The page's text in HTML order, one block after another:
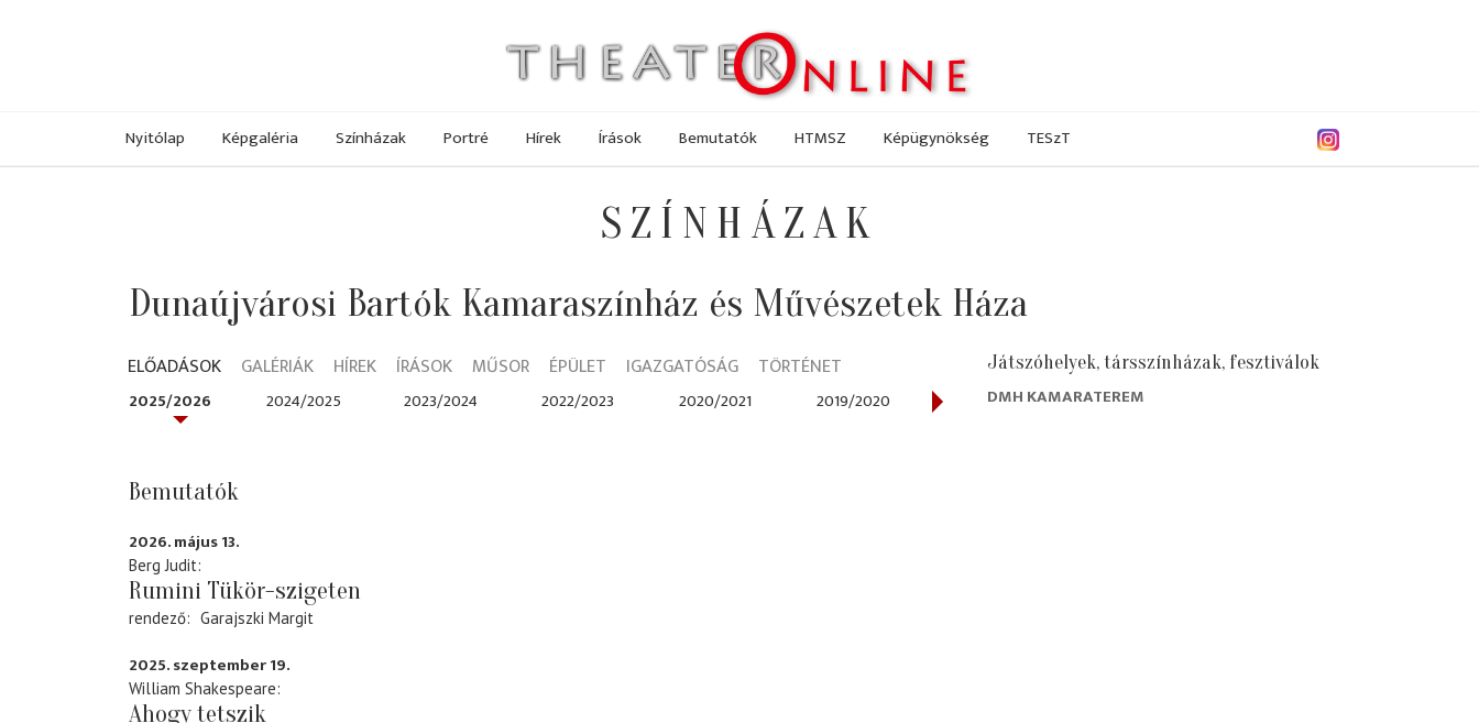
Nyitólap Képgaléria Színházak Portré Hírek Írások Bemutatók HTMSZ Képügynökség TESzT
SZÍNHÁZAK
Dunaújvárosi Bartók Kamaraszínház és Művészetek Háza
ELŐADÁSOK GALÉRIÁK HÍREK ÍRÁSOK MŰSOR ÉPÜLET IGAZGATÓSÁG TÖRTÉNET
2025/2026 2024/2025 2023/2024 2022/2023 2020/2021 2019/2020 2017/2018 2016/2017
Bemutatók
2026. május 13.
Berg Judit
Rumini Tükör-szigeten
rendező Garajszki Margit
2025. szeptember 19.
William Shakespeare
Ahogy tetszik
Játszóhelyek, társszínházak, fesztiválok
DMH KAMARATEREM